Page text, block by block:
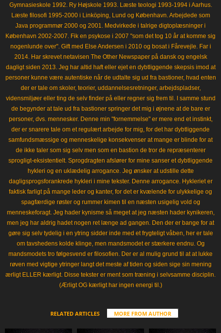
Gymnasieskole 1992. Ry Højskole 1993. Læste teologi 1993-1994 i Aarhus.
Læste filosofi 1995-2000 i Linköping, Lund og København. Arbejdede som
Java programmør 2000 og 2001. Medvirkede i talrige digtoplæsninger i
København 2002-2007. Fik en psykose i 2007 "som det tog 10 år at komme sig
nogenlunde over". Gift med Else Andersen i 2010 og bosat i Fårevejle. Far i
2014. Har skrevet netavisen The Other Newspaper på dansk og engelsk
dagligt siden 2013. Jeg har altid haft eller ejet en dybtliggende skepsis imod at
personer kunne være autentiske når de udtalte sig ud fra bastioner, hvad enten
der er tale om skoler, teorier, uddannelsesretninger, arbejdspladser,
vidensmiljøer eller ting de selv finder på eller regner sig frem til. I samme stund
de begynder at tale ud fra bastioner springer det mig i øjnene at de bare er
personer, dvs. mennesker. Denne min "fornemmelse" er mere end et instinkt,
der er snarere tale om et regulært arbejde for mig, for det har dybtliggende
samfundsmæssige og menneskelige konsekvenser at mange er blinde for at
de ikke taler som sig selv men som en bastion de tror de repræsenterer
sprogligt-eksistentielt. Sprogdragten afslører for mine sanser et dybtliggende
hykleri og en uklædelig arrogance. Jeg ønsker at udstille dette
dagligsprogsforankrede hykleri i mine tekster. Denne arrogance. Hykleriet er
faktisk farligt på mange leder og kanter, for det er kvælende for ulykkelige og
spagfærdige røster og rummer kimen til en næsten usigelig vold og
menneskeforagt. Jeg hader kynisme så meget at jeg næsten hader kynikeren,
men jeg har aldrig hadet nogen ret længe ad gangen. Den der er bange for at
gøre sig selv tydelig i en ytring sidder inde med et frygteligt våben, her er tale
om tavshedens kolde klinge, men mandsmodet er stærkere endnu. Og
mandsmodets tro følgesvend er filosofien. Der er al mulig grund til at at lukke
røven med vigtige ytringer langt det meste af tiden og siden sige sin mening
ærligt ELLER kærligt. Disse tekster er ment som træning i selvsamme disciplin.
(Ærligt OG kærligt har ingen energi til.)
RELATED ARTICLES MORE FROM AUTHOR